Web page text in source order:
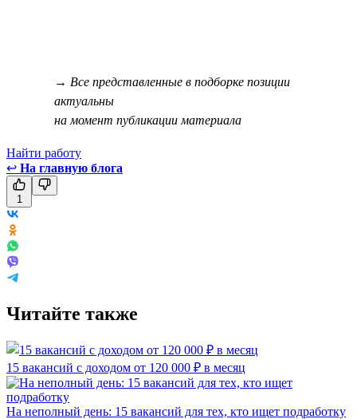
→ Все представленные в подборке позиции
актуальны
на момент публикации материала
Найти работу
↩ На главную блога
1
Читайте также
15 вакансий с доходом от 120 000 ₽ в месяц
На неполный день: 15 вакансий для тех, кто ищет подработку